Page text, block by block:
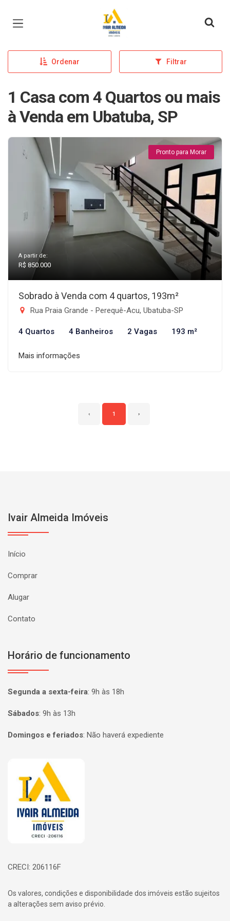
Página inicial
Ordenar Filtrar
1 Casa com 4 Quartos ou mais
à Venda em Ubatuba, SP
Pronto para Morar
A partir de:
R$ 850.000
Sobrado à Venda com 4 quartos, 193m²
Rua Praia Grande - Perequê-Acu, Ubatuba-SP
4 Quartos 4 Banheiros 2 Vagas 193 m²
Mais informações
‹ 1 ›
Ivair Almeida Imóveis
Início
Comprar
Alugar
Contato
Horário de funcionamento
Segunda a sexta-feira: 9h às 18h
Sábados: 9h às 13h
Domingos e feriados: Não haverá expediente
Página inicial
CRECI: 206116F
Os valores, condições e disponibilidade dos imóveis estão sujeitos
a alterações sem aviso prévio.